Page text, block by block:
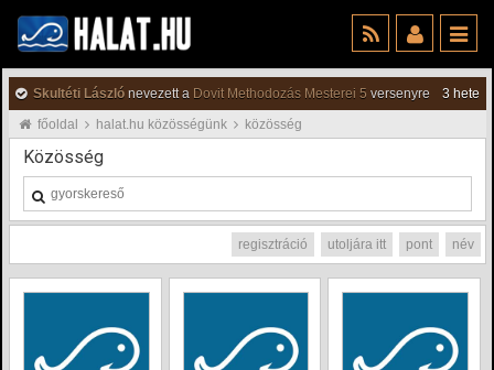
Skultéti László nevezett a Dovit Methodozás Mesterei 5 versenyre
3 hete
főoldal
halat.hu közösségünk közösség
Közösség
név
pont
utoljára itt
regisztráció